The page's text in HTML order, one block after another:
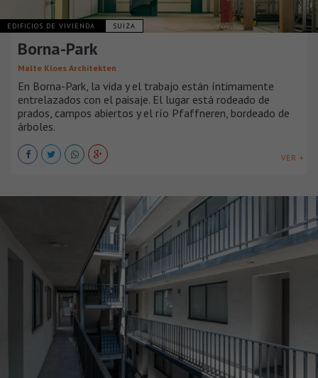
EDIFICIOS DE VIVIENDA SUIZA
Borna-Park
Malte Kloes Architekten
En Borna-Park, la vida y el trabajo están íntimamente
entrelazados con el paisaje. El lugar está rodeado de
prados, campos abiertos y el río Pfaffneren, bordeado de
árboles.
VER +